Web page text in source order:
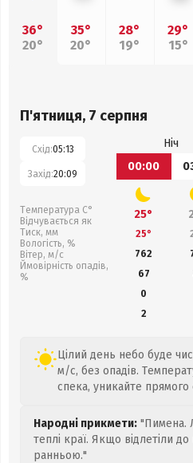
36°
20°
35°
20°
28°
19°
29°
15°
П'ятниця, 7 серпня
Схід:05:13
Захід:20:09
Температура С°
Відчувається як
Тиск, мм
Вологість, %
Вітер, м/с
Ймовірність опадів,
%
Ніч
00:00
25°
25°
762
67
0
2
Цілий день небо буде
м/с, без опадів.
спека, уникайте прямого
Народні прикмети: "Пимена.
теплі краї. Якщо відлетіли
ранньою."